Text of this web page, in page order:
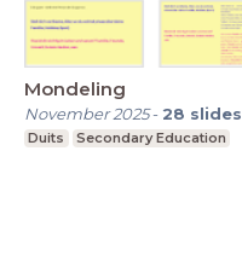
Mondeling
November 2025- 28 slides
Duits Secondary Education